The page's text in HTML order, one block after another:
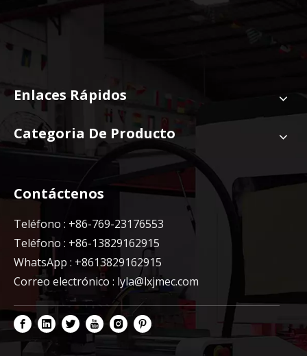
Enlaces Rápidos
Categoria De Producto
Contáctenos
Teléfono : +86-769-23176553
Teléfono : +86-13829162915
WhatsApp : +8613829162915
Correo electrónico : lyla@lxjmec.com